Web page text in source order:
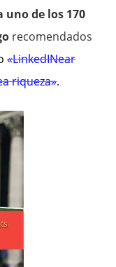
uno de los 170
recomendados
«LinkedINear
riqueza».